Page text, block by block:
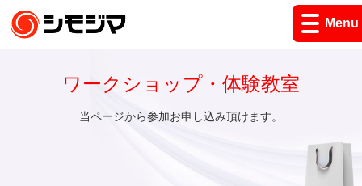
Menu
ワークショップ・体験教室
当ページから参加お申し込み頂けます。